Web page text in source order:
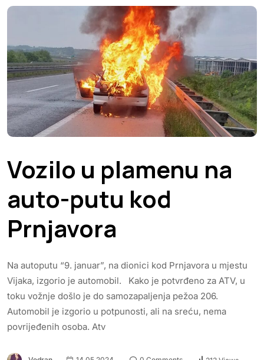
Vozilo u plamenu na
auto-putu kod
Prnjavora
Na autoputu “9. januar”, na dionici kod Prnjavora u mjestu
Vijaka, izgorio je automobil. Kako je potvrđeno za ATV, u
toku vožnje došlo je do samozapaljenja pežoa 206.
Automobil je izgorio u potpunosti, ali na sreću, nema
povrijeđenih osoba. Atv